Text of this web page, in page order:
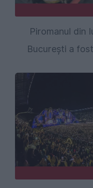
Piromanul din
București a